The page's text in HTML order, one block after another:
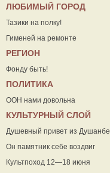
ЛЮБИМЫЙ ГОРОД
Тазики на полку!
Гименей на ремонте
РЕГИОН
Фонду быть!
ПОЛИТИКА
ООН нами довольна
КУЛЬТУРНЫЙ СЛОЙ
Душевный привет из Душанбе
Он памятник себе воздвиг
Культпоход 12—18 июня